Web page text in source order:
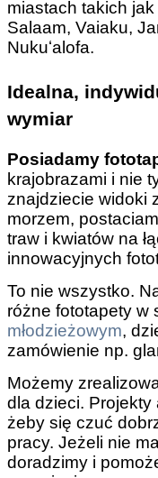
miastach takich
Salaam, Vaiaku,
Nukuʻalofa.
Idealna,
wymiar
Posiadamy
krajobrazami i nie
znajdziecie widoki
morzem,
traw i kwiatów na
innowacyjnych
To nie wszystko.
różne fototapety w
młodzieżowym,
zamówienie np.
Możemy
dla dzieci.
żeby się czuć
pracy. Jeżeli nie
doradzimy i